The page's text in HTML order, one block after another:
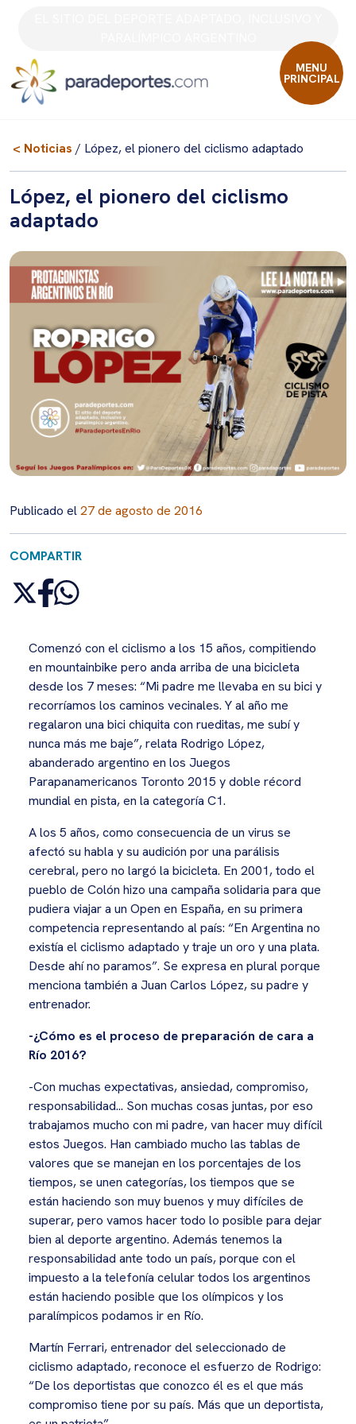
MENU
PRINCIPAL
< Noticias / López, el pionero del ciclismo adaptado
López, el pionero del ciclismo
adaptado
Publicado el27 de agosto de 2016
COMPARTIR
Comenzó con el ciclismo a los 15 años, compitiendo
en mountainbike pero anda arriba de una bicicleta
desde los 7 meses: “Mi padre me llevaba en su bici y
recorríamos los caminos vecinales. Y al año me
regalaron una bici chiquita con rueditas, me subí y
nunca más me baje”, relata Rodrigo López,
abanderado argentino en los Juegos
Parapanamericanos Toronto 2015 y doble récord
mundial en pista, en la categoría C1.
A los 5 años, como consecuencia de un virus se
afectó su habla y su audición por una parálisis
cerebral, pero no largó la bicicleta. En 2001, todo el
pueblo de Colón hizo una campaña solidaria para que
pudiera viajar a un Open en España, en su primera
competencia representando al país: “En Argentina no
existía el ciclismo adaptado y traje un oro y una plata.
Desde ahí no paramos”. Se expresa en plural porque
menciona también a Juan Carlos López, su padre y
entrenador.
-¿Cómo es el proceso de preparación de cara a
Río 2016?
-Con muchas expectativas, ansiedad, compromiso,
responsabilidad... Son muchas cosas juntas, por eso
trabajamos mucho con mi padre, van hacer muy difícil
estos Juegos. Han cambiado mucho las tablas de
valores que se manejan en los porcentajes de los
tiempos, se unen categorías, los tiempos que se
están haciendo son muy buenos y muy difíciles de
superar, pero vamos hacer todo lo posible para dejar
bien al deporte argentino. Además tenemos la
responsabilidad ante todo un país, porque con el
impuesto a la telefonía celular todos los argentinos
están haciendo posible que los olímpicos y los
paralímpicos podamos ir en Río.
Martín Ferrari, entrenador del seleccionado de
ciclismo adaptado, reconoce el esfuerzo de Rodrigo:
“De los deportistas que conozco él es el que más
compromiso tiene por su país. Más que un deportista,